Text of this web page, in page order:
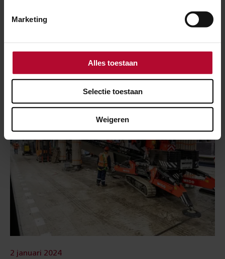
Marketing
Alles toestaan
Selectie toestaan
Weigeren
1 maart 2024
2 januari 2024